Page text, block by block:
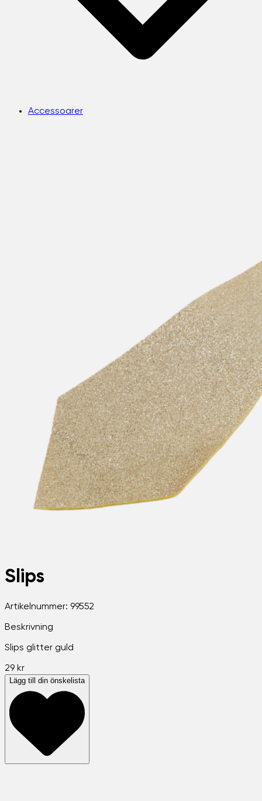
Accessoarer
Slips
Artikelnummer: 99552
Beskrivning
Slips glitter guld
29 kr
Lägg till din önskelista